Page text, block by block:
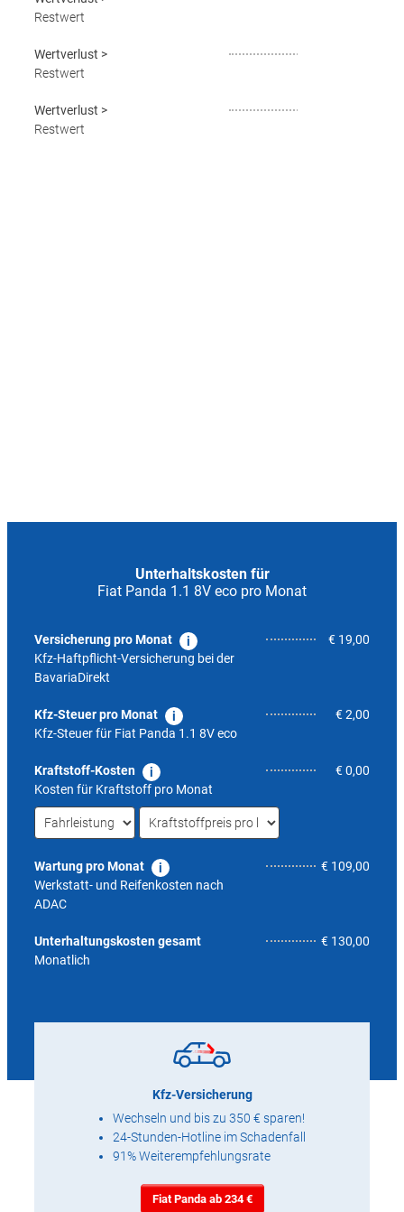
Restwert
Wertverlust >
Restwert
Wertverlust >
Restwert
Unterhaltskosten für
Fiat Panda 1.1 8V eco pro Monat
Versicherung pro Monat
Kfz-Haftpflicht-Versicherung bei der
BavariaDirekt
€ 19,00
Kfz-Steuer pro Monat
Kfz-Steuer für Fiat Panda 1.1 8V eco
€ 2,00
Kraftstoff-Kosten
Kosten für Kraftstoff pro Monat
€ 0,00
Wartung pro Monat
Werkstatt- und Reifenkosten nach
ADAC
€ 109,00
Unterhaltungskosten gesamt
Monatlich
€ 130,00
Kfz-Versicherung
Wechseln und bis zu 350 € sparen!
24-Stunden-Hotline im Schadenfall
91% Weiterempfehlungsrate
Fiat Panda ab 234 €